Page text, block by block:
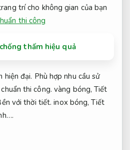
trí cho không gian của bạn
thi công
thấm hiệu quả
hiện đại. Phù hợp nhu cầu sử
thi công. vàng bóng,Tiết
với thời tiết. inox bóng,Tiết